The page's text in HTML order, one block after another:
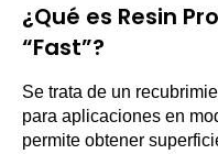
¿Qué es Resin
“Fast”?
Se trata de un
para aplicaciones en
permite obtener